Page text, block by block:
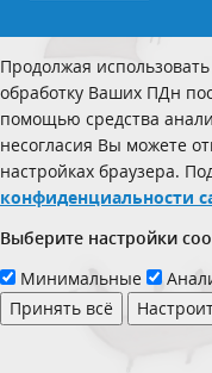
Продолжая
обработку Ваших ПДн
помощью средства
несогласия Вы можете
настройках браузера.
конфиденциальности
Выберите настройки
Минимальные
Принять всё